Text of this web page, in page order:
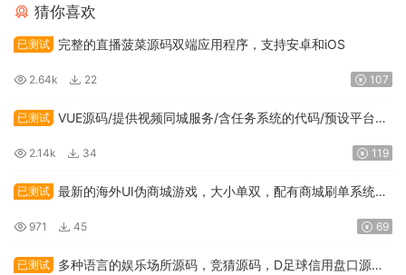
猜你喜欢
已测试 完整的直播菠菜源码双端应用程序，支持安卓和iOS
2.64k 22 107
已测试 VUE源码/提供视频同城服务/含任务系统的代码/预设平台运
2.14k 34 119
已测试 最新的海外UI伪商城游戏，大小单双，配有商城刷单系统，
971 45 69
已测试
多种语言的娱乐场所源码，竞猜源码，D足球信用盘口源